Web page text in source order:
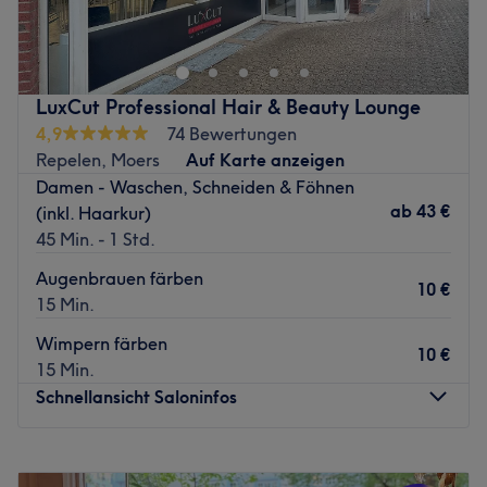
LuxCut Professional Hair & Beauty Lounge
4,9
74 Bewertungen
Repelen, Moers
Auf Karte anzeigen
Damen - Waschen, Schneiden & Föhnen
(inkl. Haarkur)
45 Min. - 1 Std.
ab 43 €
Augenbrauen färben
15 Min.
10 €
Wimpern färben
15 Min.
10 €
Schnellansicht Saloninfos